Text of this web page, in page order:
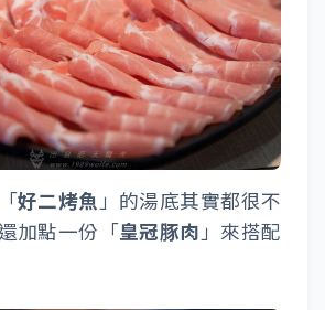
好二烤魚 」的湯底其實都很不
加點一份「皇冠豚肉 」來搭配